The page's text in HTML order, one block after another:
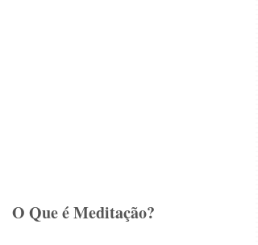
O Que é Meditação?